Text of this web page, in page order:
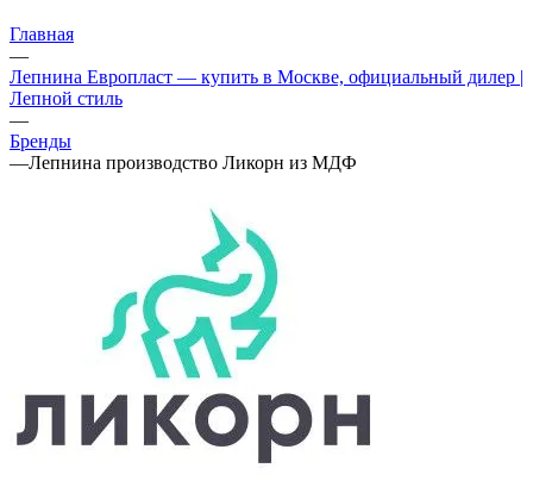
Главная
—
Лепнина Европласт — купить в Москве, официальный дилер |
Лепной стиль
—
Бренды
—Лепнина производство Ликорн из МДФ